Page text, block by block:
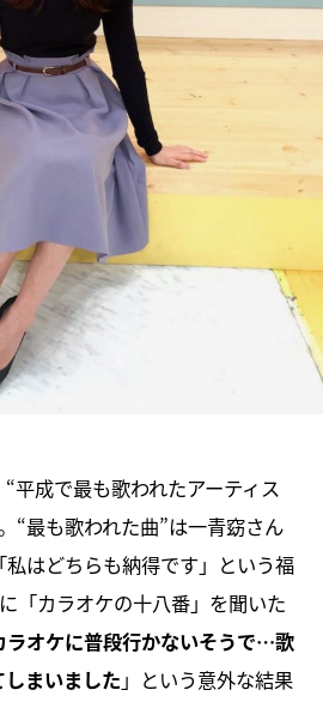
平成で最も歌われたアーティス
“最も歌われた曲”は一青窈さん
はどちらも納得です」という福
「カラオケの十八番」を聞いた
ラオケに普段行かないそうで…歌
まいました 」という意外な結果